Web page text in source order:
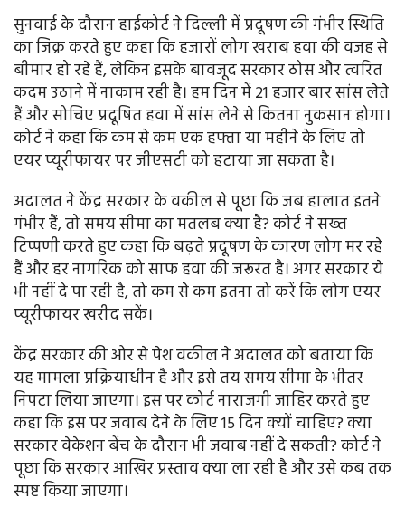
सुनवाई के दौरान हाईकोर्ट ने दिल्ली में प्रदूषण की गंभीर स्थिति
का जिक्र करते हुए कहा कि हजारों लोग खराब हवा की वजह से
बीमार हो रहे हैं, लेकिन इसके बावजूद सरकार ठोस और त्वरित
कदम उठाने में नाकाम रही है। हम दिन में 21 हजार बार सांस लेते
हैं और सोचिए प्रदूषित हवा में सांस लेने से कितना नुकसान होगा।
कोर्ट ने कहा कि कम से कम एक हफ्ता या महीने के लिए तो
एयर प्यूरीफायर पर जीएसटी को हटाया जा सकता है।
अदालत ने केंद्र सरकार के वकील से पूछा कि जब हालात इतने
गंभीर हैं, तो समय सीमा का मतलब क्या है? कोर्ट ने सख्त
टिप्पणी करते हुए कहा कि बढ़ते प्रदूषण के कारण लोग मर रहे
हैं और हर नागरिक को साफ हवा की जरूरत है। अगर सरकार ये
भी नहीं दे पा रही है, तो कम से कम इतना तो करें कि लोग एयर
प्यूरीफायर खरीद सकें।
केंद्र सरकार की ओर से पेश वकील ने अदालत को बताया कि
यह मामला प्रक्रियाधीन है और इसे तय समय सीमा के भीतर
निपटा लिया जाएगा। इस पर कोर्ट नाराजगी जाहिर करते हुए
कहा कि इस पर जवाब देने के लिए 15 दिन क्यों चाहिए? क्या
सरकार वेकेशन बेंच के दौरान भी जवाब नहीं दे सकती? कोर्ट ने
पूछा कि सरकार आखिर प्रस्ताव क्या ला रही है और उसे कब तक
स्पष्ट किया जाएगा।